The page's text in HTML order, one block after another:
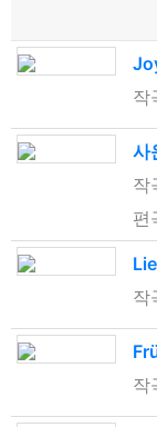
작
사
작
편
작
작